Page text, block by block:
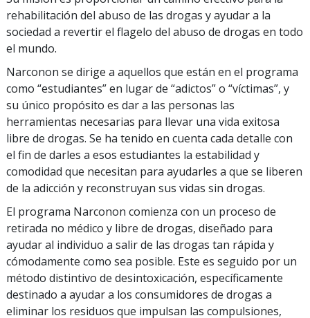
rehabilitación del abuso de las drogas y ayudar a la
sociedad a revertir el flagelo del abuso de drogas en todo
el mundo.
Narconon se dirige a aquellos que están en el programa
como “estudiantes” en lugar de “adictos” o “víctimas”, y
su único propósito es dar a las personas las
herramientas necesarias para llevar una vida exitosa
libre de drogas. Se ha tenido en cuenta cada detalle con
el fin de darles a esos estudiantes la estabilidad y
comodidad que necesitan para ayudarles a que se liberen
de la adicción y reconstruyan sus vidas sin drogas.
El programa Narconon comienza con un proceso de
retirada no médico y libre de drogas, diseñado para
ayudar al individuo a salir de las drogas tan rápida y
cómodamente como sea posible. Este es seguido por un
método distintivo de desintoxicación, específicamente
destinado a ayudar a los consumidores de drogas a
eliminar los residuos que impulsan las compulsiones,